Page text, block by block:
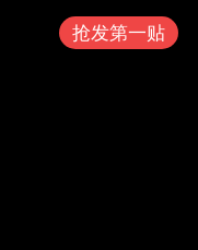
抢发第一贴